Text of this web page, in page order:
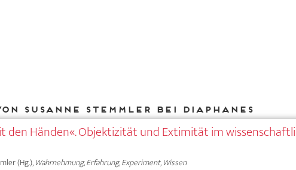
Susanne Stemmler bei DIAPHANES
den Händen«. Objektizität und Extimität im
(Hg.),Wahrnehmung, Erfahrung, Experiment, Wissen